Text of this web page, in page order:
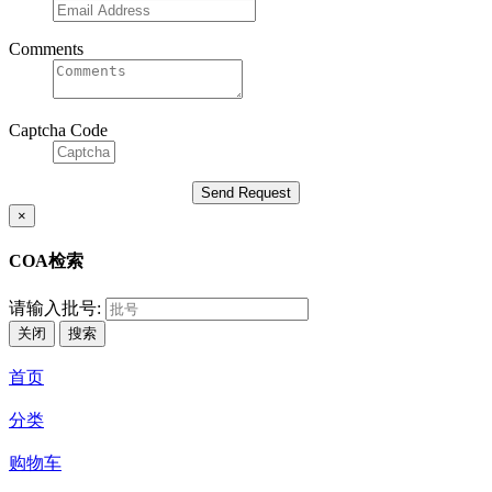
Comments
Captcha Code
×
COA检索
请输入批号:
关闭 搜索
首页
分类
购物车